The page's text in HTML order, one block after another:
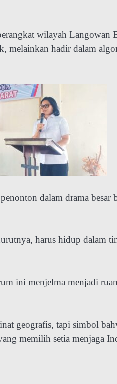
wilayah Langowan
melainkan hadir dalam
dalam drama
harus hidup dalam
ini menjelma menjadi
geografis, tapi simbol
memilih setia menjaga